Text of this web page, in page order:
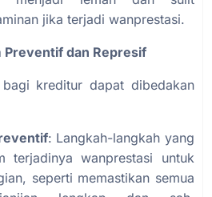
jika terjadi wanprestasi.
Preventif dan Represif
bagi kreditur dapat dibedakan
: Langkah-langkah yang
terjadinya wanprestasi untuk
seperti memastikan semua